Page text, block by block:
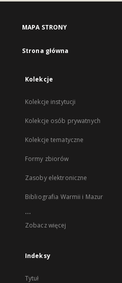
MAPA STRONY
Strona główna
Kolekcje
Kolekcje instytucji
Kolekcje osób prywatnych
Kolekcje tematyczne
Formy zbiorów
Zasoby elektroniczne
Bibliografia Warmii i Mazur
...
Zobacz więcej
Indeksy
Tytuł